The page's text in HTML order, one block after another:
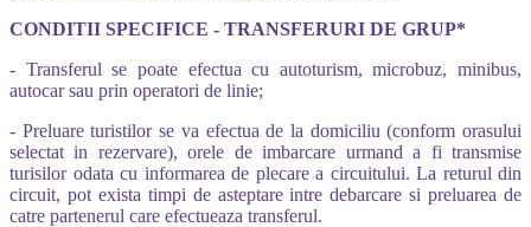
CONDITII SPECIFICE - TRANSFERURI DE GRUP*
- Transferul se poate efectua cu autoturism, microbuz, minibus,
autocar sau prin operatori de linie;
- Preluare turistilor se va efectua de la domiciliu (conform orasului
selectat in rezervare), orele de imbarcare urmand a fi transmise
turisilor odata cu informarea de plecare a circuitului. La returul din
circuit, pot exista timpi de asteptare intre debarcare si preluarea de
catre partenerul care efectueaza transferul.